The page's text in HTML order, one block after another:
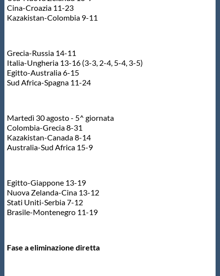
Cina-Croazia 11-23
Kazakistan-Colombia 9-11
Grecia-Russia 14-11
Italia-Ungheria 13-16 (3-3, 2-4, 5-4, 3-5)
Egitto-Australia 6-15
Sud Africa-Spagna 11-24
Martedì 30 agosto - 5^ giornata
Colombia-Grecia 8-31
Kazakistan-Canada 8-14
Australia-Sud Africa 15-9
Egitto-Giappone 13-19
Nuova Zelanda-Cina 13-12
Stati Uniti-Serbia 7-12
Brasile-Montenegro 11-19
Fase a eliminazione diretta